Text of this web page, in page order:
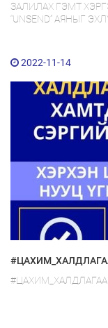
ЗАЛИЛАХ ГЭМТ
“UNSEND” АЯНЫГ
2022-11-14